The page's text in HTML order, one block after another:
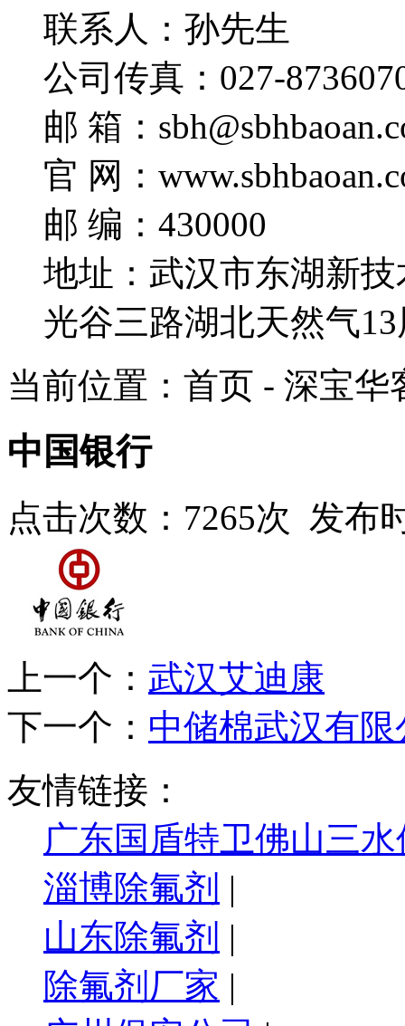
联系人：孙先生
公司传真：027-
邮 箱：
官 网：
邮 编：430000
地址：武汉市东湖新
光谷三路湖北天然气13
当前位置：首页 - 深宝
中国银行
点击次数：7265次 发布
上一个： 武汉艾迪康
下一个： 中储棉武汉有限
友情链接：
广东国盾特卫佛山三
淄博除氟剂 |
山东除氟剂 |
除氟剂厂家 |